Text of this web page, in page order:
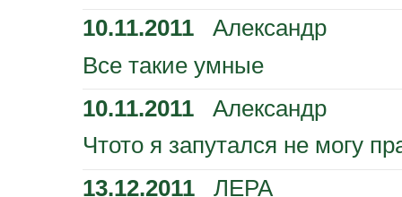
10.11.2011 Александр
Все такие умные
10.11.2011 Александр
Чтото я запутался не могу
13.12.2011 ЛЕРА